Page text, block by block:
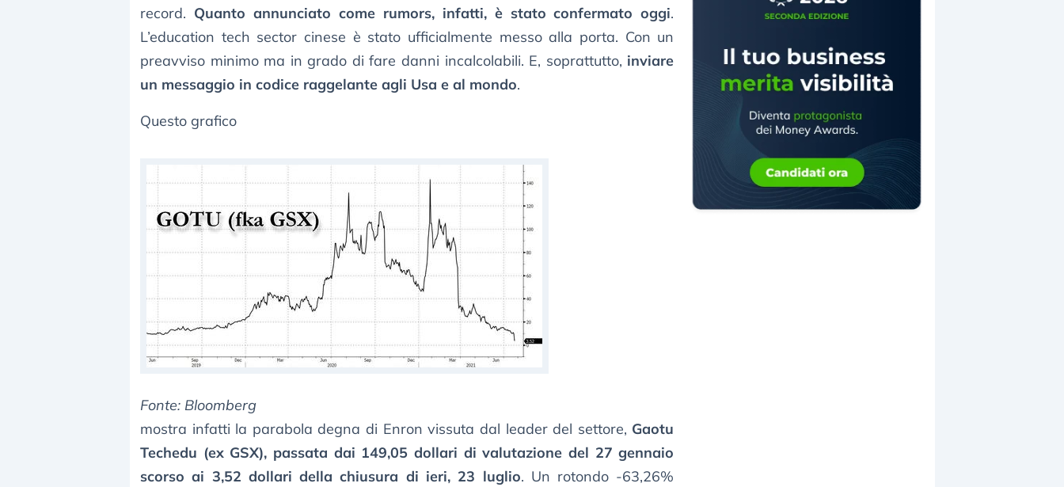
record. Quanto annunciato come rumors, infatti, è stato confermato oggi.
L’education tech sector cinese è stato ufficialmente messo alla porta. Con un
preavviso minimo ma in grado di fare danni incalcolabili. E, soprattutto, inviare
un messaggio in codice raggelante agli Usa e al mondo.
Questo grafico
Fonte: Bloomberg
mostra infatti la parabola degna di Enron vissuta dal leader del settore, Gaotu
Techedu (ex GSX), passata dai 149,05 dollari di valutazione del 27 gennaio
scorso ai 3,52 dollari della chiusura di ieri, 23 luglio. Un rotondo -63,26%